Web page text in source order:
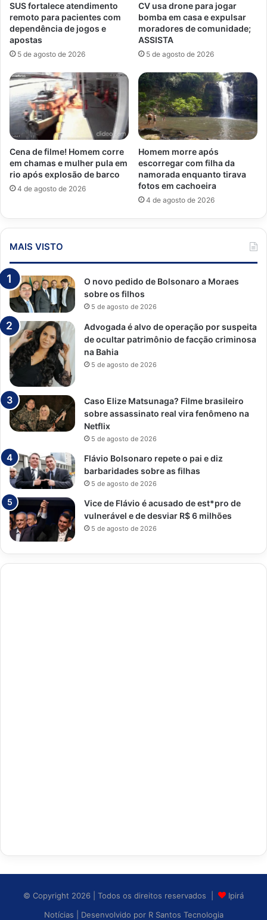
SUS fortalece atendimento
remoto para pacientes com
dependência de jogos e
apostas
5 de agosto de 2026
CV usa drone para jogar
bomba em casa e expulsar
moradores de comunidade;
ASSISTA
5 de agosto de 2026
Cena de filme! Homem corre
em chamas e mulher pula em
rio após explosão de barco
4 de agosto de 2026
Homem morre após
escorregar com filha da
namorada enquanto tirava
fotos em cachoeira
4 de agosto de 2026
MAIS VISTO
O novo pedido de Bolsonaro a Moraes
sobre os filhos
5 de agosto de 2026
Advogada é alvo de operação por suspeita
de ocultar patrimônio de facção criminosa
na Bahia
5 de agosto de 2026
Caso Elize Matsunaga? Filme brasileiro
sobre assassinato real vira fenômeno na
Netflix
5 de agosto de 2026
Flávio Bolsonaro repete o pai e diz
barbaridades sobre as filhas
5 de agosto de 2026
Vice de Flávio é acusado de est*pro de
vulnerável e de desviar R$ 6 milhões
5 de agosto de 2026
© Copyright 2026 | Todos os direitos reservados |
Ipirá
Notícias
| Desenvolvido por R Santos Tecnologia